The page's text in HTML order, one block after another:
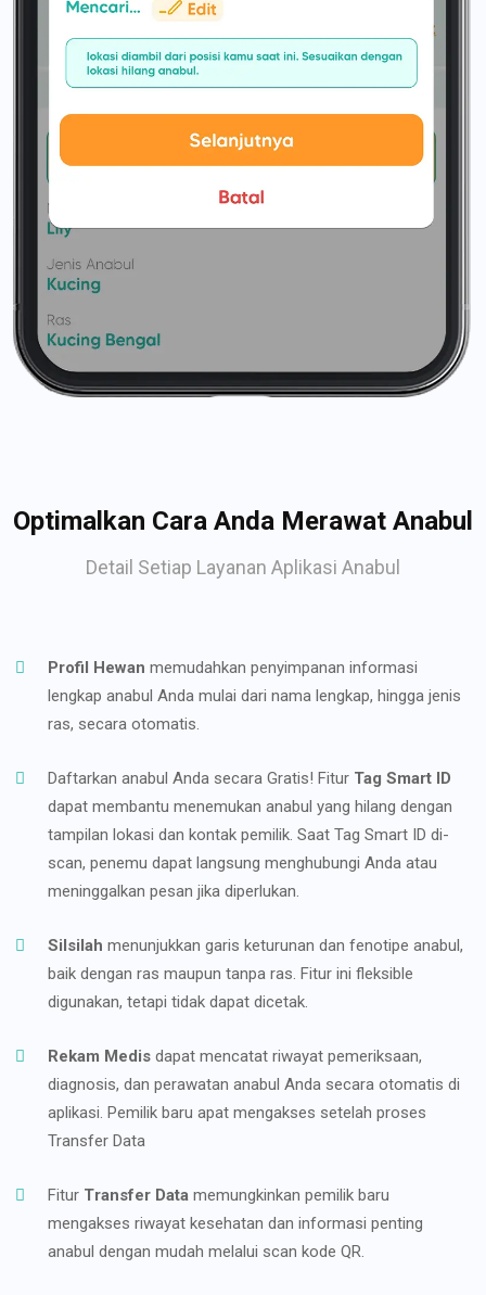
Optimalkan Cara Anda Merawat Anabul
Detail Setiap Layanan Aplikasi Anabul
Profil Hewan memudahkan penyimpanan informasi
lengkap anabul Anda mulai dari nama lengkap, hingga jenis
ras, secara otomatis.
Daftarkan anabul Anda secara Gratis! Fitur Tag Smart ID
dapat membantu menemukan anabul yang hilang dengan
tampilan lokasi dan kontak pemilik. Saat Tag Smart ID di-
scan, penemu dapat langsung menghubungi Anda atau
meninggalkan pesan jika diperlukan.
Silsilah menunjukkan garis keturunan dan fenotipe anabul,
baik dengan ras maupun tanpa ras. Fitur ini fleksible
digunakan, tetapi tidak dapat dicetak.
Rekam Medis dapat mencatat riwayat pemeriksaan,
diagnosis, dan perawatan anabul Anda secara otomatis di
aplikasi. Pemilik baru apat mengakses setelah proses
Transfer Data
Fitur Transfer Data memungkinkan pemilik baru
mengakses riwayat kesehatan dan informasi penting
anabul dengan mudah melalui scan kode QR.